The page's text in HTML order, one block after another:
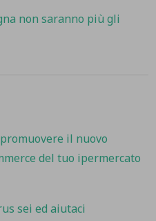
non saranno più gli
il nuovo
del tuo ipermercato
sei ed aiutaci